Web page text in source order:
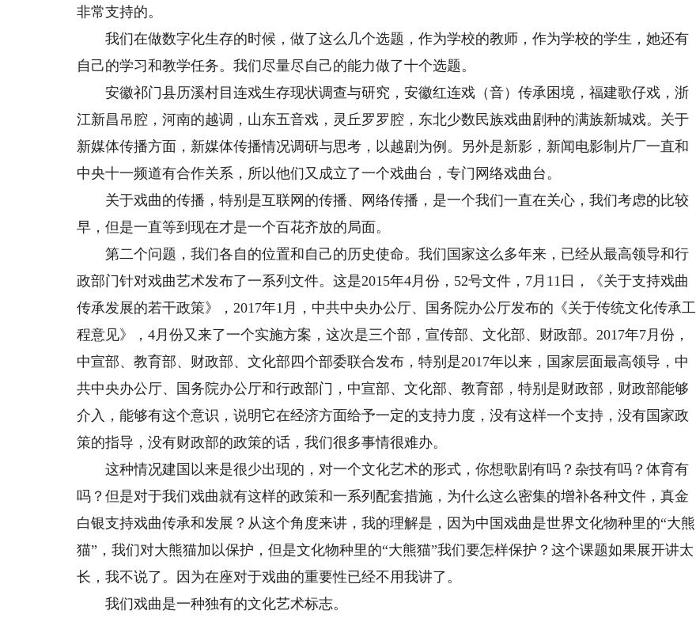
非常支持的。
我们在做数字化生存的时候，做了这么几个选题，作为学校的教师，作为学校的学生，她还有
自己的学习和教学任务。我们尽量尽自己的能力做了十个选题。
安徽祁门县历溪村目连戏生存现状调查与研究，安徽红连戏（音）传承困境，福建歌仔戏，浙
江新昌吊腔，河南的越调，山东五音戏，灵丘罗罗腔，东北少数民族戏曲剧种的满族新城戏。关于
新媒体传播方面，新媒体传播情况调研与思考，以越剧为例。另外是新影，新闻电影制片厂一直和
中央十一频道有合作关系，所以他们又成立了一个戏曲台，专门网络戏曲台。
关于戏曲的传播，特别是互联网的传播、网络传播，是一个我们一直在关心，我们考虑的比较
早，但是一直等到现在才是一个百花齐放的局面。
第二个问题，我们各自的位置和自己的历史使命。我们国家这么多年来，已经从最高领导和行
政部门针对戏曲艺术发布了一系列文件。这是2015年4月份，52号文件，7月11日，《关于支持戏曲
传承发展的若干政策》，2017年1月，中共中央办公厅、国务院办公厅发布的《关于传统文化传承工
程意见》，4月份又来了一个实施方案，这次是三个部，宣传部、文化部、财政部。2017年7月份，
中宣部、教育部、财政部、文化部四个部委联合发布，特别是2017年以来，国家层面最高领导，中
共中央办公厅、国务院办公厅和行政部门，中宣部、文化部、教育部，特别是财政部，财政部能够
介入，能够有这个意识，说明它在经济方面给予一定的支持力度，没有这样一个支持，没有国家政
策的指导，没有财政部的政策的话，我们很多事情很难办。
这种情况建国以来是很少出现的，对一个文化艺术的形式，你想歌剧有吗？杂技有吗？体育有
吗？但是对于我们戏曲就有这样的政策和一系列配套措施，为什么这么密集的增补各种文件，真金
白银支持戏曲传承和发展？从这个角度来讲，我的理解是，因为中国戏曲是世界文化物种里的“大熊
猫”，我们对大熊猫加以保护，但是文化物种里的“大熊猫”我们要怎样保护？这个课题如果展开讲太
长，我不说了。因为在座对于戏曲的重要性已经不用我讲了。
我们戏曲是一种独有的文化艺术标志。